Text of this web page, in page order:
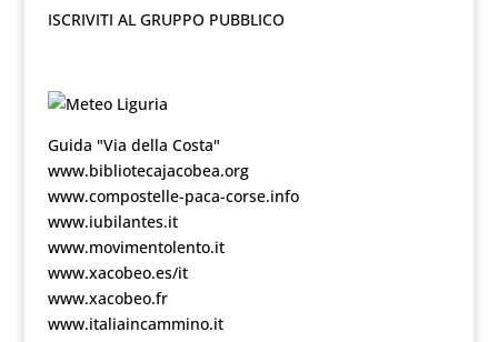
ISCRIVITI AL GRUPPO PUBBLICO
Guida "Via della Costa"
www.bibliotecajacobea.org
www.compostelle-paca-corse.info
www.iubilantes.it
www.movimentolento.it
www.xacobeo.es/it
www.xacobeo.fr
www.italiaincammino.it